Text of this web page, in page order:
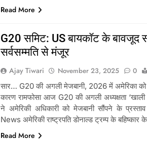
Read More
G20 समिट: US बायकॉट के बावजूद
सर्वसम्मति से मंजूर
Ajay Tiwari November 23, 2025 0
सार… G20 की अगली मेजबानी, 2026 में अमेरिका
कारण रामफोसा आज G20 की अगली अध्यक्षता ‘खाली
ने अमेरिकी अधिकारी को मेजबानी सौंपने के प्रस्ताव
News अमेरिकी राष्ट्रपति डोनाल्ड ट्रम्प के
Read More